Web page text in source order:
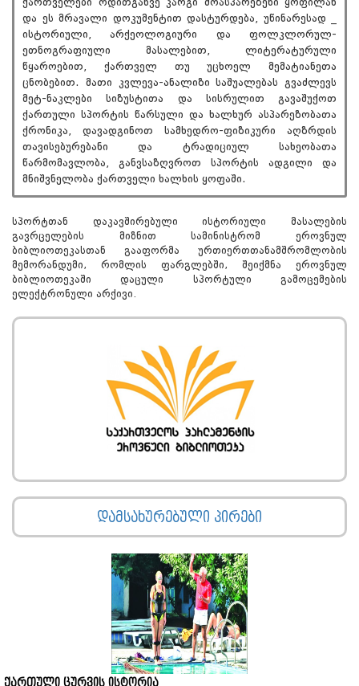
ქართველები ოდითგანვე კარგი მოასპარეზენი ყოფილან
და ეს მრავალი დოკუმენტით დასტურდება, უწინარესად _
ისტორიული, არქეოლოგიური და ფოლკლორულ-
ეთნოგრაფიული მასალებით, ლიტერატურული
წყაროებით, ქართველ თუ უცხოელ მემატიანეთა
ცნობებით. მათი კვლევა-ანალიზი საშუალებას გვაძლევს
მეტ-ნაკლები სიზუსტითა და სისრულით გავაშუქოთ
ქართული სპორტის წარსული და ხალხურ ასპარეზობათა
ქრონიკა, დავადგინოთ სამხედრო-ფიზიკური აღზრდის
თავისებურებანი და ტრადიციულ სახეობათა
წარმომავლობა, განვსაზღვროთ სპორტის ადგილი და
მნიშვნელობა ქართველი ხალხის ყოფაში.
სპორტთან დაკავშირებული ისტორიული მასალების
გავრცელების მიზნით სამინისტრომ ეროვნულ
ბიბლიოთეკასთან გააფორმა ურთიერთთანამშრომლობის
მემორანდუმი, რომლის ფარგლებში, შეიქმნა ეროვნულ
ბიბლიოთეკაში დაცული სპორტული გამოცემების
ელექტრონული არქივი.
დამსახურებული პირები
ქართული ცურვის ისტორია